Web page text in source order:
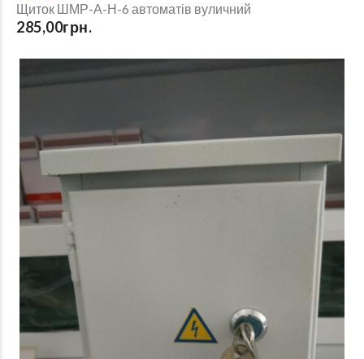
Щиток ШМР-А-Н-6 автоматів вуличний
285,00грн.